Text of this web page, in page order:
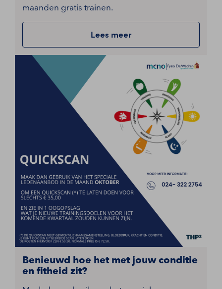
maanden gratis trainen.
Lees meer
Benieuwd hoe het met jouw conditie
en fitheid zit?